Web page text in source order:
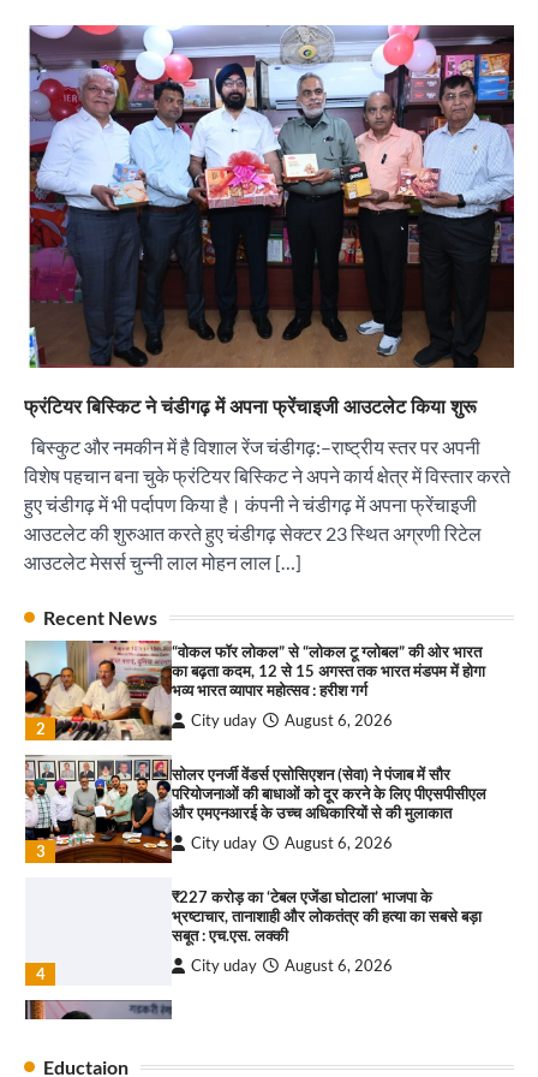
फ्रंटियर बिस्किट ने चंडीगढ़ में अपना फ्रेंचाइजी आउटलेट किया शुरू
बिस्कुट और नमकीन में है विशाल रेंज चंडीगढ़:–राष्ट्रीय स्तर पर अपनी
विशेष पहचान बना चुके फ्रंटियर बिस्किट ने अपने कार्य क्षेत्र में विस्तार करते
हुए चंडीगढ़ में भी पर्दापण किया है। कंपनी ने चंडीगढ़ में अपना फ्रेंचाइजी
आउटलेट की शुरुआत करते हुए चंडीगढ़ सेक्टर 23 स्थित अग्रणी रिटेल
आउटलेट मेसर्स चुन्नी लाल मोहन लाल […]
Recent News
2
“वोकल फॉर लोकल” से “लोकल टू ग्लोबल” की ओर भारत
का बढ़ता कदम, 12 से 15 अगस्त तक भारत मंडपम में होगा
भव्य भारत व्यापार महोत्सव : हरीश गर्ग
City uday August 6, 2026
3
परियोजनाओं की बाधाओं को दूर करने के लिए पीएसपीसीएल
और एमएनआरई के उच्च अधिकारियों से की मुलाकात
City uday August 6, 2026
4
₹227 करोड़ का ‘टेबल एजेंडा घोटाला’ भाजपा के
भ्रष्टाचार, तानाशाही और लोकतंत्र की हत्या का सबसे बड़ा
सबूत : एच.एस. लक्की
City uday August 6, 2026
इंडियन नेशनल थियेटर द्वारा 9 अगस्त को होगा ‘वर्षा ऋतु
संगीत संध्या 2026’ का आयोजन
2
“वोकल फॉर लोकल” से “लोकल टू ग्लोबल” की ओर भारत
का बढ़ता कदम, 12 से 15 अगस्त तक भारत मंडपम में होगा
भव्य भारत व्यापार महोत्सव : हरीश गर्ग
City uday August 6, 2026
3
सोलर एनर्जी वेंडर्स एसोसिएशन (सेवा) ने पंजाब में सौर
परियोजनाओं की बाधाओं को दूर करने के लिए पीएसपीसीएल
और एमएनआरई के उच्च अधिकारियों से की मुलाकात
City uday August 6, 2026
4
₹227 करोड़ का ‘टेबल एजेंडा घोटाला’ भाजपा के
भ्रष्टाचार, तानाशाही और लोकतंत्र की हत्या का सबसे बड़ा
सबूत : एच.एस. लक्की
City uday August 6, 2026
Eductaion
2
पारस हेल्थ पंचकूला ने ‘तिरंगा यात्रा 2025’ का हरियाणा से
आयाम
City uday August 13, 2025
3
सरकारी आदर्श उच्च विद्यालय, सैक्टर 34-सी, चण्डीगढ़ में
कार्यक्रम आयोजित
City uday August 6, 2025
राहुल गाँधी ने खाई है वैश्विक मंच पर भारत को कमजोर करने
की कसम: देवशाली
City uday August 6, 2025